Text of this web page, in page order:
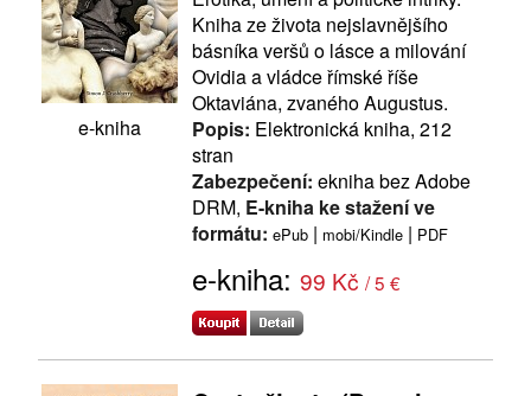
e-kniha
Kniha ze života nejslavnějšího
básníka veršů o lásce a milování
Ovidia a vládce římské říše
Oktaviána, zvaného Augustus.
Popis: Elektronická kniha, 212
stran
Zabezpečení: ekniha bez Adobe
DRM, E-kniha ke stažení ve
formátu: ePub | mobi/Kindle | PDF
e-kniha: 99 Kč / 5 €